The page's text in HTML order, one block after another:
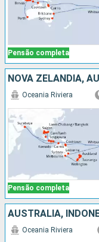
Pensão completa
Pensão completa
Oceania Riviera
AUSTRALIA,
Oceania Riviera